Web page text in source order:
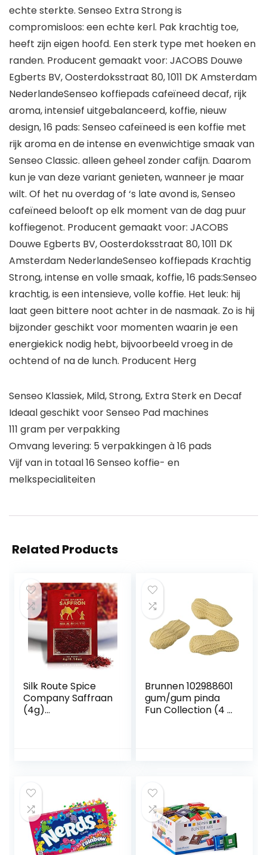
echte sterkte. Senseo Extra Strong is
compromisloos: een echte kerl. Pak krachtig toe,
heeft zijn eigen hoofd. Een sterk type met hoeken en
randen. Producent gemaakt voor: JACOBS Douwe
Egberts BV, Oosterdoksstraat 80, 1011 DK Amsterdam
NederlandeSenseo koffiepads cafeïneed decaf, rijk
aroma, intensief uitgebalanceerd, koffie, nieuw
design, 16 pads: Senseo cafeïneed is een koffie met
rijk aroma en de intense en evenwichtige smaak van
Senseo Classic. alleen geheel zonder cafijn. Daarom
kun je van deze variant genieten, wanneer je maar
wilt. Of het nu overdag of ‘s late avond is, Senseo
cafeïneed belooft op elk moment van de dag puur
koffiegenot. Producent gemaakt voor: JACOBS
Douwe Egberts BV, Oosterdoksstraat 80, 1011 DK
Amsterdam NederlandeSenseo koffiepads Krachtig
Strong, intense en volle smaak, koffie, 16 pads:Senseo
krachtig, is een intensieve, volle koffie. Het leuk: hij
laat geen bittere noot achter in de nasmaak. Zo is hij
bijzonder geschikt voor momenten waarin je een
energiekick nodig hebt, bijvoorbeeld vroeg in de
ochtend of na de lunch. Producent Herg
Senseo Klassiek, Mild, Strong, Extra Sterk en Decaf
Ideaal geschikt voor Senseo Pad machines
111 gram per verpakking
Omvang levering: 5 verpakkingen à 16 pads
Vijf van in totaal 16 Senseo koffie- en
melkspecialiteiten
Related Products
Silk Route Spice
Company Saffraan
(4g)
Brunnen 102988601
gum/gum pinda
Fun Collection (4 x